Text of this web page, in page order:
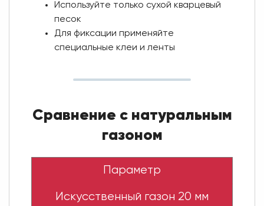
Используйте только сухой кварцевый
песок
Для фиксации применяйте
специальные клеи и ленты
Сравнение с натуральным
газоном
Параметр
Искусственный газон 20 мм